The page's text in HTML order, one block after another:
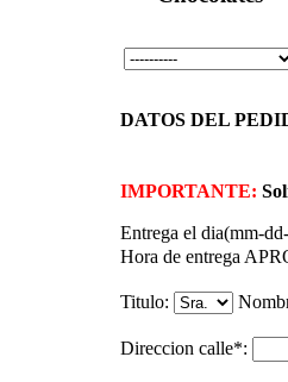
DATOS DEL
IMPORTANTE:
Entrega el dia(mm-
Hora de entrega
Titulo:
Direccion calle*: